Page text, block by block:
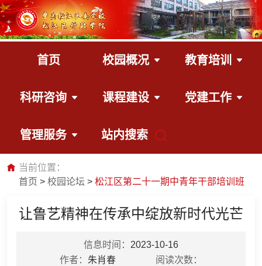
首页 校园概况 教育培训
科研咨询 课程建设 党建工作
管理服务 站内搜索
当前位置：
首页
校园论坛 松江区第二十一期中青年干部培训班
让鲁艺精神在传承中绽放新时代光芒
信息时间： 2023-10-16
作者： 朱肖春
阅读次数：